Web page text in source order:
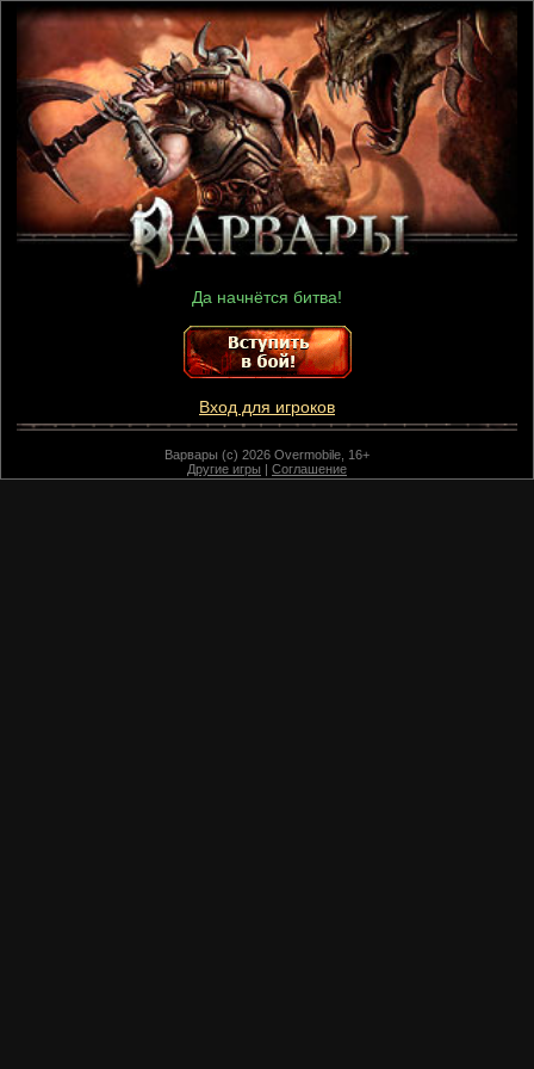
Да начнётся битва!
Вход для игроков
Варвары (c) 2026 Overmobile, 16+
Другие игры | Соглашение